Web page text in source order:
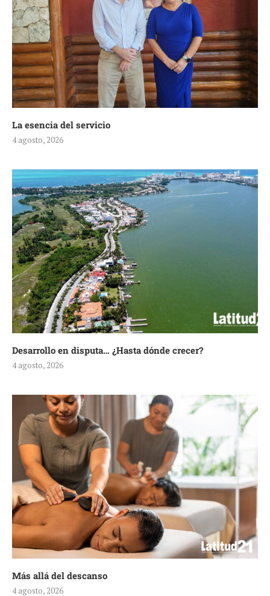
La esencia del servicio
4 agosto, 2026
Desarrollo en disputa… ¿Hasta dónde crecer?
4 agosto, 2026
Más allá del descanso
4 agosto, 2026